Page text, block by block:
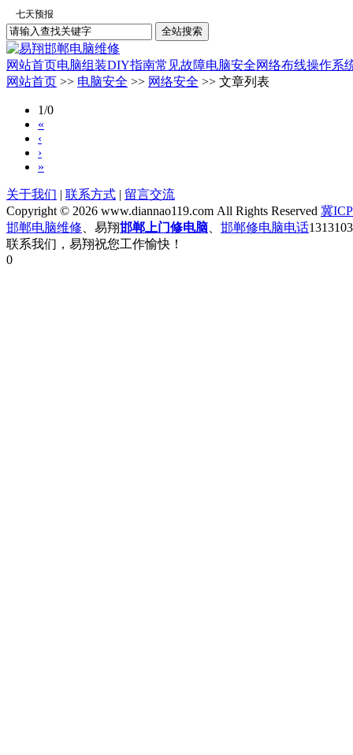
网站首页电脑组装DIY指南常见故障电脑安全网络布线操作系
网站首页 >> 电脑安全 >> 网络安全 >> 文章列表
1/0
«
‹
›
»
关于我们 | 联系方式 | 留言交流
Copyright © 2026 www.diannao119.com All Rights Reserved 冀
邯郸电脑维修 、易翔邯郸上门修电脑 邯郸修电脑电话
联系我们，易翔祝您工作愉快！
0